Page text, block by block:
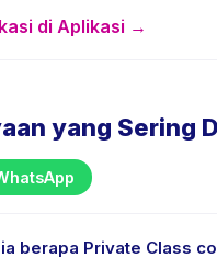
di Aplikasi →
yang Sering
berapa Private Class